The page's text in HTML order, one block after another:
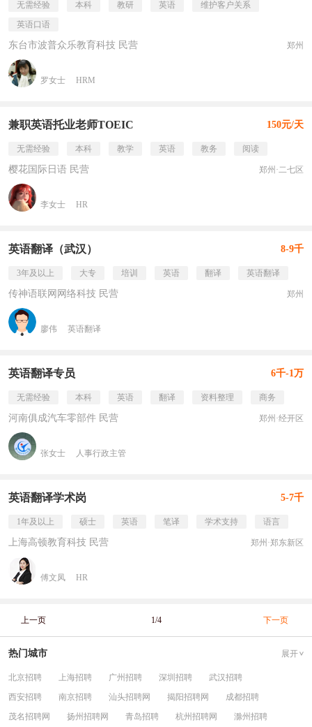
无需经验 本科 教研 英语
维护客户关系
英语口语
东台市波普众乐教育科技 民营 郑州
罗女士 HRM
兼职英语托业老师TOEIC 150元/天
无需经验 本科 教学 英语 教务 阅读
樱花国际日语 民营 郑州·二七区
李女士 HR
英语翻译（武汉） 8-9千
3年及以上 大专 培训 英语 翻译 英语翻译
传神语联网网络科技 民营 郑州
廖伟 英语翻译
英语翻译专员 6千-1万
无需经验 本科 英语 翻译 资料整理 商务
河南俱成汽车零部件 民营 郑州·经开区
张女士 人事行政主管
英语翻译学术岗 5-7千
1年及以上 硕士 英语 笔译 学术支持 语言
上海高顿教育科技 民营 郑州·郑东新区
傅文凤 HR
上一页 1/4 下一页
热门城市 展开
北京招聘 上海招聘 广州招聘 深圳招聘
武汉招聘
西安招聘
南京招聘 汕头招聘网 揭阳招聘网
成都招聘
茂名招聘网
扬州招聘网 青岛招聘 杭州招聘网 滁州招聘